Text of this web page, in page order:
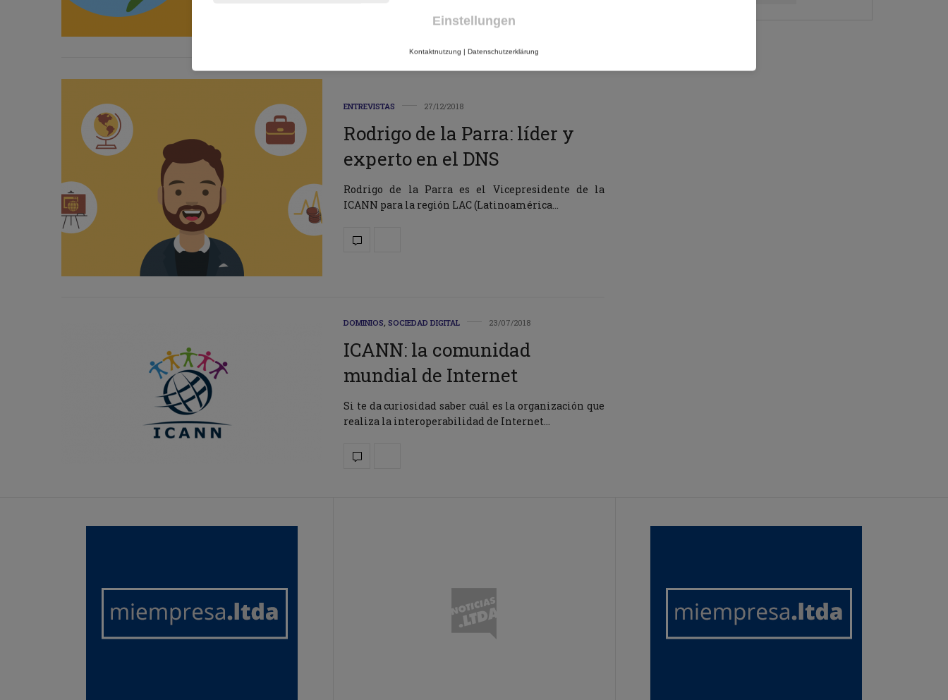
ENTREVISTAS 27/12/2018
Rodrigo de la Parra: líder y
experto en el DNS
Rodrigo de la Parra es el Vicepresidente de la
ICANN para la región LAC (Latinoamérica…
DOMINIOS, SOCIEDAD DIGITAL 23/07/2018
ICANN: la comunidad
mundial de Internet
Si te da curiosidad saber cuál es la organización que
realiza la interoperabilidad de Internet…
Einstellungen
Kontaktnutzung | Datenschutzerklärung